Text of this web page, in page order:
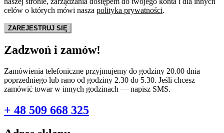
celów o których mówi nasza polityka prywatności.
ZAREJESTRUJ SIĘ
Zadzwoń i zamów!
Zamówienia telefoniczne przyjmujemy do godziny 20.00 dnia
poprzedniego lub rano od godziny 2.30 do 5.30. Jeśli chcesz
zamówić towar w innych godzinach — napisz SMS.
+ 48 509 668 325